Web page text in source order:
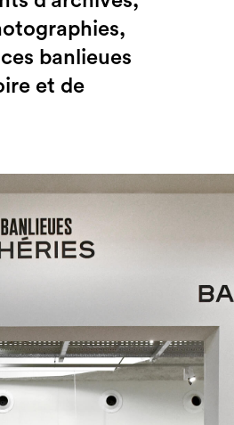
banlieues
et de